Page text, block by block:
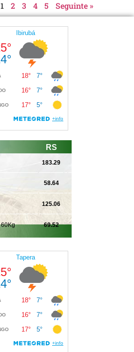
1 2 3 4 5 Seguinte »